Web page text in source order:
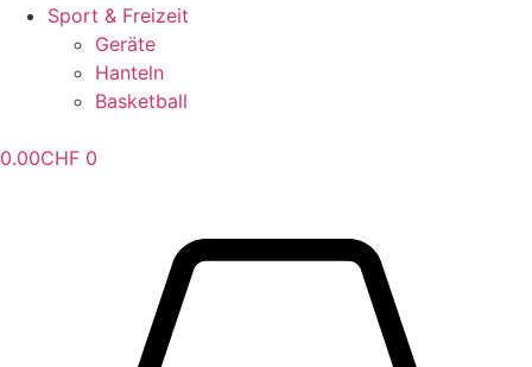
Sport & Freizeit
Geräte
Hanteln
Basketball
0.00CHF 0